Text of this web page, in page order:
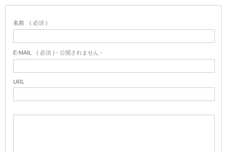
名前 ( 必須 )
E-MAIL ( 必須 ) - 公開されません -
URL